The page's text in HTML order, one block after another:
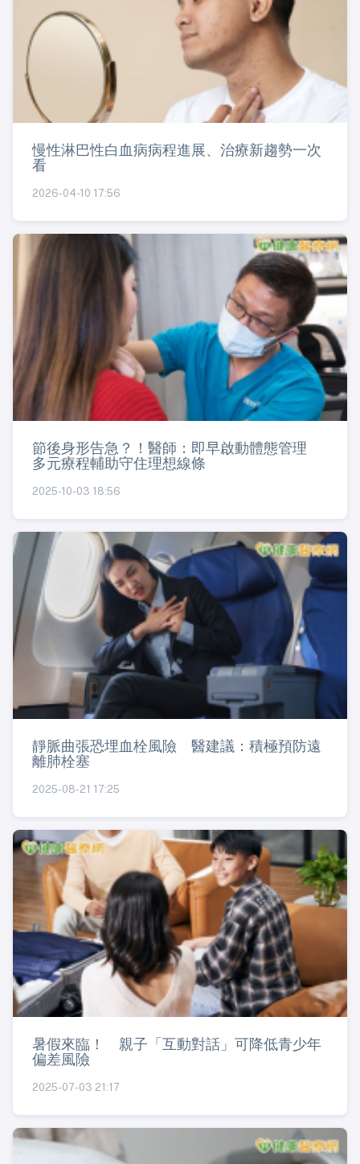
慢性淋巴性白血病病程進展、治療新趨勢一次
看
2026-04-10 17:56
節後身形告急？！醫師：即早啟動體態管理
多元療程輔助守住理想線條
2025-10-03 18:56
靜脈曲張恐埋血栓風險 醫建議：積極預防遠
離肺栓塞
2025-08-21 17:25
暑假來臨！ 親子「互動對話」可降低青少年
偏差風險
2025-07-03 21:17